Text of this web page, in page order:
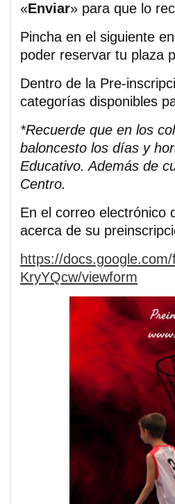
«Enviar» para que lo
Pincha en el siguiente
poder reservar tu plaza
Dentro de la Pre-
categorías disponibles
*Recuerde que en los
baloncesto los días y
Educativo. Además de
Centro.
En el correo electrónico
acerca de su
https://
KryYQcw/viewform